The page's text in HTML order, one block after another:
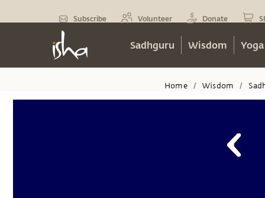
Subscribe Volunteer Donate
Sadhguru Wisdom
Home / Wisdom /